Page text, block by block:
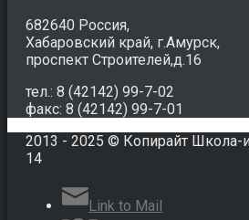
682640 Россия,
Хабаровский край, г.Амурск,
проспект Строителей,д.16
тел.: 8 (42142) 99-7-02
факс: 8 (42142) 99-7-01
2013 - 2025 © Копирайт Школа-
14
Link to Mail